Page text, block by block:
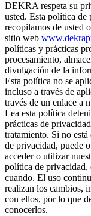
DEKRA respeta su
usted. Esta política
recopilamos de usted
sitio web
políticas y prácticas
procesamiento,
divulgación de la
Esta política no se
incluso a través de
través de un enlace a
Lea esta política
prácticas de
tratamiento. Si no
de privacidad, puede
acceder o utilizar
política de privacidad,
cuando. El uso
realizan los cambios,
con ellos, por lo que
conocerlos.